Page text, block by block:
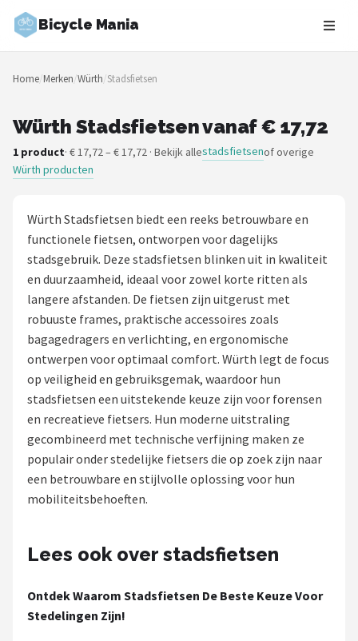
Bicycle Mania
Zoeken
NAVIGATIE
Merken
Fietsroutes
Kinderfietsen
Stadsfietsen
Elektrische fietsen
Mountainbikes
Shop
POPULAIRE MERKEN
Basil
ABUS
AXA
Home/Merken/Würth/Stadsfietsen
Würth Stadsfietsen vanaf € 17,72
1 product· € 17,72 – € 17,72 · Bekijk allestadsfietsenof overige
Würth producten
Würth Stadsfietsen biedt een reeks betrouwbare en
functionele fietsen, ontworpen voor dagelijks
stadsgebruik. Deze stadsfietsen blinken uit in kwaliteit
en duurzaamheid, ideaal voor zowel korte ritten als
langere afstanden. De fietsen zijn uitgerust met
robuuste frames, praktische accessoires zoals
bagagedragers en verlichting, en ergonomische
ontwerpen voor optimaal comfort. Würth legt de focus
op veiligheid en gebruiksgemak, waardoor hun
stadsfietsen een uitstekende keuze zijn voor forensen
en recreatieve fietsers. Hun moderne uitstraling
gecombineerd met technische verfijning maken ze
populair onder stedelijke fietsers die op zoek zijn naar
een betrouwbare en stijlvolle oplossing voor hun
mobiliteitsbehoeften.
Lees ook over stadsfietsen
Ontdek Waarom Stadsfietsen De Beste Keuze Voor
Stedelingen Zijn!